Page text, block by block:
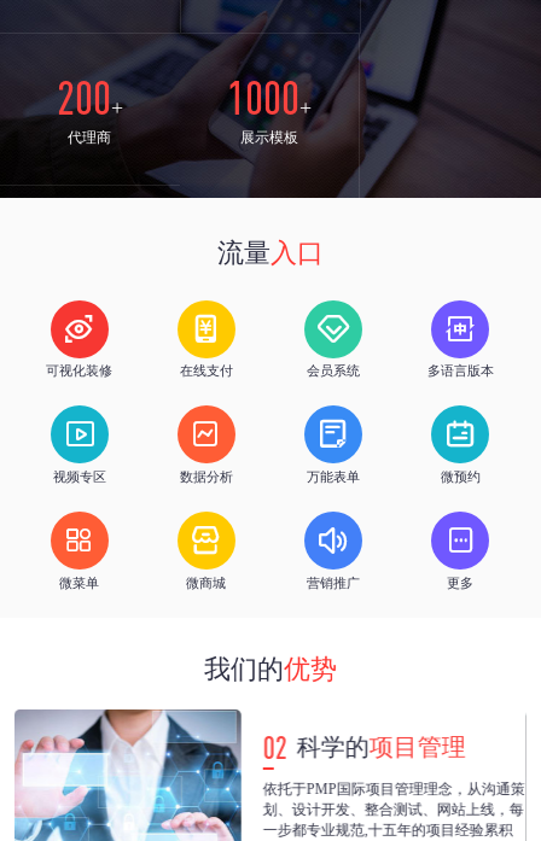
200+
代理商
1000+
展示模板
24h
流量入口

可视化装修

在线支付

会员系统

多语言版本

视频专区

数据分析

万能表单

微预约

微菜单

微商城

营销推广

更多
我们的优势
02 科学的项目管理
依托于PMP国际项目管理理念，从沟通策
划、设计开发、整合测试、网站上线，每
一步都专业规范,十五年的项目经验累积